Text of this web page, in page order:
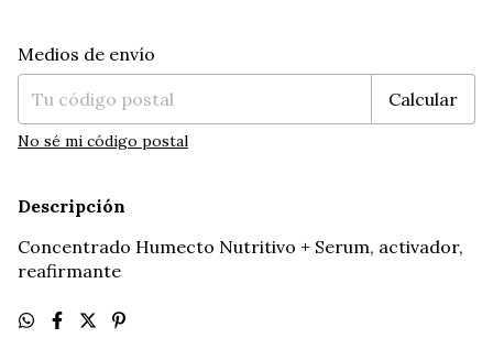
Entregas para el CP:
Medios de envío
Calcular
No sé mi código postal
Descripción
Concentrado Humecto Nutritivo + Serum, activador,
reafirmante